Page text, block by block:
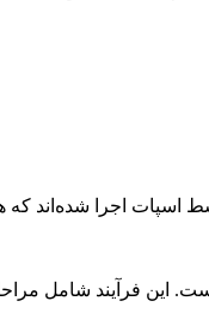
اسپات اجرا شده‌اند که
این فرآیند شامل